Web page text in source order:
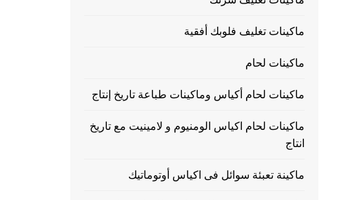
ماكينات تغليف فلوبك أفقية
ماكينات لحام
ماكينات لحام أكياس وماكينات طباعة تاريخ إنتاج
ماكينات لحام اكياس الومنيوم و لامينيت مع تاريخ
انتاج
ماكينة تعبئة سوائل فى اكياس أوتوماتيك